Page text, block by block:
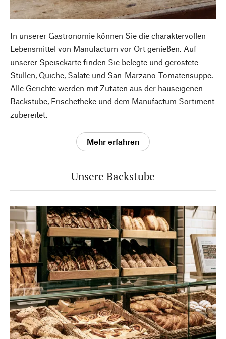
In unserer Gastronomie können Sie die charaktervollen
Lebensmittel von Manufactum vor Ort genießen. Auf
unserer Speisekarte finden Sie belegte und geröstete
Stullen, Quiche, Salate und San-Marzano-Tomatensuppe.
Alle Gerichte werden mit Zutaten aus der hauseigenen
Backstube, Frischetheke und dem Manufactum Sortiment
zubereitet.
Mehr erfahren
Unsere Backstube